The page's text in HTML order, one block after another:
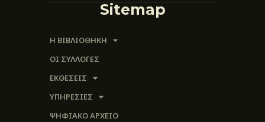
Sitemap
Η ΒΙΒΛΙΟΘΗΚΗ
ΟΙ ΣΥΛΛΟΓΈΣ
ΕΚΘΕΣΕΙΣ
ΥΠΗΡΕΣΙΕΣ
ΨΗΦΙΑΚΌ ΑΡΧΕΊΟ